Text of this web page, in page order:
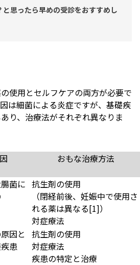
と思ったら早めの受診をおすすめし
使用とセルフケアの両方が必要で
は細菌による炎症ですが、基礎疾
り、治療法がそれぞれ異なりま
おもな治療方法
菌に 抗生剤の使用
（閉経前後、妊娠中で使用さ
れる薬は異なる[1]）
対症療法
因と
患
抗生剤の使用
対症療法
疾患の特定と治療